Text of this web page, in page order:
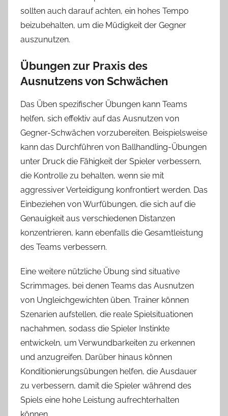
sollten auch darauf achten, ein hohes Tempo
beizubehalten, um die Müdigkeit der Gegner
auszunutzen.
Übungen zur Praxis des
Ausnutzens von Schwächen
Das Üben spezifischer Übungen kann Teams
helfen, sich effektiv auf das Ausnutzen von
Gegner-Schwächen vorzubereiten. Beispielsweise
kann das Durchführen von Ballhandling-Übungen
unter Druck die Fähigkeit der Spieler verbessern,
die Kontrolle zu behalten, wenn sie mit
aggressiver Verteidigung konfrontiert werden. Das
Einbeziehen von Wurfübungen, die sich auf die
Genauigkeit aus verschiedenen Distanzen
konzentrieren, kann ebenfalls die Gesamtleistung
des Teams verbessern.
Eine weitere nützliche Übung sind situative
Scrimmages, bei denen Teams das Ausnutzen
von Ungleichgewichten üben. Trainer können
Szenarien aufstellen, die reale Spielsituationen
nachahmen, sodass die Spieler Instinkte
entwickeln, um Verwundbarkeiten zu erkennen
und anzugreifen. Darüber hinaus können
Konditionierungsübungen helfen, die Ausdauer
zu verbessern, damit die Spieler während des
Spiels eine hohe Leistung aufrechterhalten